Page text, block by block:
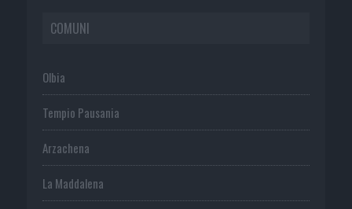
COMUNI
Olbia
Tempio Pausania
Arzachena
La Maddalena